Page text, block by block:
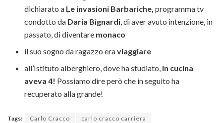
dichiarato a Le invasioni Barbariche, programma tv
condotto da Daria Bignardi , di aver avuto intenzione, in
passato, di diventare monaco
il suo sogno da ragazzo eraviaggiare
all’Istituto alberghiero, dove ha studiato, in cucina
aveva 4! Possiamo dire però che in seguito ha
recuperato alla grande!
Tags: Carlo Cracco
carlo cracco carriera